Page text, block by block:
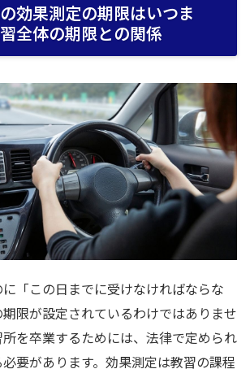
効果測定の期限はいつま
全体の期限との関係
「この日までに受けなければならな
限が設定されているわけではありませ
を卒業するためには、法律で定められ
要があります。効果測定は教習の課程